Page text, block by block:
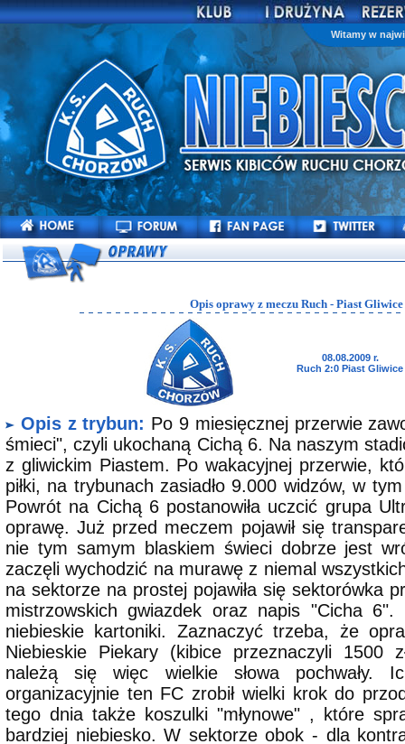
Witamy w
Opis oprawy z meczu Ruch - Piast
08.08.2009 r.
Ruch 2:0 Piast Gliwice
Opis z trybun: Po 9 miesięcznej przerwie
śmieci", czyli ukochaną Cichą 6. Na naszym
z gliwickim Piastem. Po wakacyjnej przerwie,
piłki, na trybunach zasiadło 9.000 widzów, w
Powrót na Cichą 6 postanowiła uczcić grupa
oprawę. Już przed meczem pojawił się
nie tym samym blaskiem świeci dobrze jest
zaczęli wychodzić na murawę z niemal
na sektorze na prostej pojawiła się sektorówka
mistrzowskich gwiazdek oraz napis "Cicha 6".
niebieskie kartoniki. Zaznaczyć trzeba, że
Niebieskie Piekary (kibice przeznaczyli 1500
należą się więc wielkie słowa pochwały.
organizacyjnie ten FC zrobił wielki krok do
tego dnia także koszulki "młynowe" , które
bardziej niebiesko. W sektorze obok - dla